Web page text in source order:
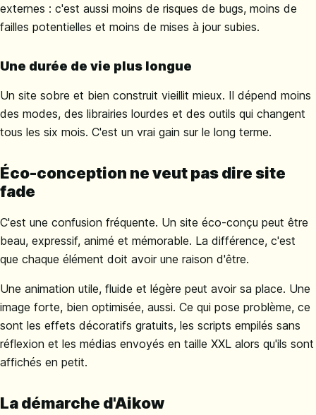
externes : c'est aussi moins de risques de bugs, moins de
failles potentielles et moins de mises à jour subies.
Une durée de vie plus longue
Un site sobre et bien construit vieillit mieux. Il dépend moins
des modes, des librairies lourdes et des outils qui changent
tous les six mois. C'est un vrai gain sur le long terme.
Éco-conception ne veut pas dire site
fade
C'est une confusion fréquente. Un site éco-conçu peut être
beau, expressif, animé et mémorable. La différence, c'est
que chaque élément doit avoir une raison d'être.
Une animation utile, fluide et légère peut avoir sa place. Une
image forte, bien optimisée, aussi. Ce qui pose problème, ce
sont les effets décoratifs gratuits, les scripts empilés sans
réflexion et les médias envoyés en taille XXL alors qu'ils sont
affichés en petit.
La démarche d'Aikow